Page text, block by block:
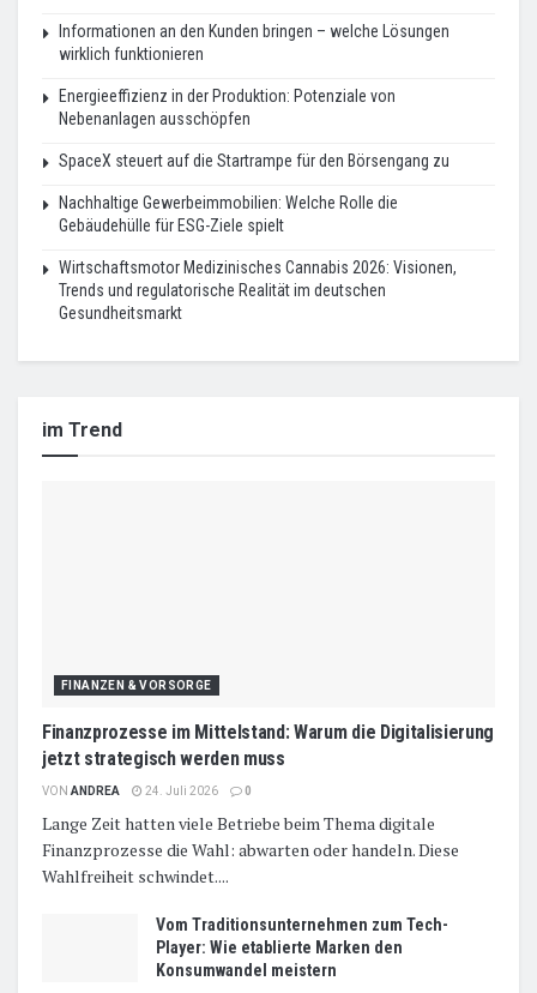
Informationen an den Kunden bringen – welche Lösungen
wirklich funktionieren
Energieeffizienz in der Produktion: Potenziale von
Nebenanlagen ausschöpfen
SpaceX steuert auf die Startrampe für den Börsengang zu
Nachhaltige Gewerbeimmobilien: Welche Rolle die
Gebäudehülle für ESG-Ziele spielt
Wirtschaftsmotor Medizinisches Cannabis 2026: Visionen,
Trends und regulatorische Realität im deutschen
Gesundheitsmarkt
im Trend
FINANZEN & VORSORGE
Finanzprozesse im Mittelstand: Warum die Digitalisierung
jetzt strategisch werden muss
VON ANDREA 24. Juli 2026 0
Lange Zeit hatten viele Betriebe beim Thema digitale
Finanzprozesse die Wahl: abwarten oder handeln. Diese
Wahlfreiheit schwindet....
Vom Traditionsunternehmen zum Tech-
Player: Wie etablierte Marken den
Konsumwandel meistern